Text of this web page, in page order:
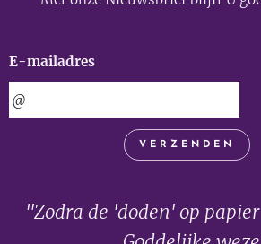
E-mailadres
VERZENDEN
"Zodra de 'doden' op